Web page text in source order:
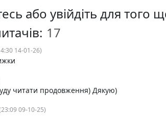
або увійдіть для
14-01-26)
читати продовження) Дякую)
09-10-25)